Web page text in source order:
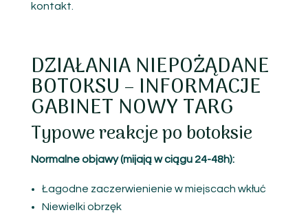
kontakt.
DZIAŁANIA NIEPOŻĄDANE
BOTOKSU – INFORMACJE
GABINET NOWY TARG
Typowe reakcje po botoksie
Normalne objawy (mijają w ciągu 24-48h):
Łagodne zaczerwienienie w miejscach wkłuć
Niewielki obrzęk